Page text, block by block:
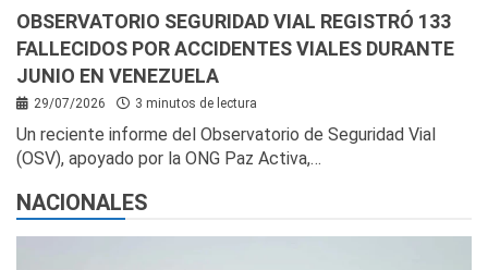
OBSERVATORIO SEGURIDAD VIAL REGISTRÓ 133
FALLECIDOS POR ACCIDENTES VIALES DURANTE
JUNIO EN VENEZUELA
29/07/2026 3 minutos de lectura
Un reciente informe del Observatorio de Seguridad Vial
(OSV), apoyado por la ONG Paz Activa,…
NACIONALES